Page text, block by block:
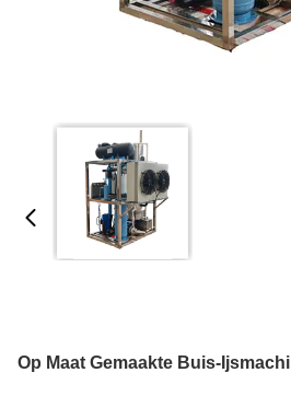
Op Maat Gemaakte Buis-